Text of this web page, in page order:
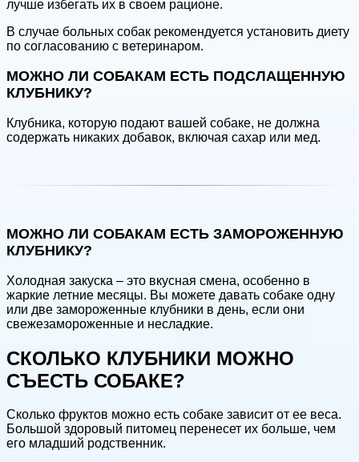
лучше избегать их в своем рационе.
В случае больных собак рекомендуется установить диету
по согласованию с ветеринаром.
МОЖНО ЛИ СОБАКАМ ЕСТЬ ПОДСЛАЩЕННУЮ
КЛУБНИКУ?
Клубника, которую подают вашей собаке, не должна
содержать никаких добавок, включая сахар или мед.
МОЖНО ЛИ СОБАКАМ ЕСТЬ ЗАМОРОЖЕННУЮ
КЛУБНИКУ?
Холодная закуска – это вкусная смена, особенно в
жаркие летние месяцы. Вы можете давать собаке одну
или две замороженные клубники в день, если они
свежезамороженные и несладкие.
СКОЛЬКО КЛУБНИКИ МОЖНО
СЪЕСТЬ СОБАКЕ?
Сколько фруктов можно есть собаке зависит от ее веса.
Большой здоровый питомец перенесет их больше, чем
его младший родственник.